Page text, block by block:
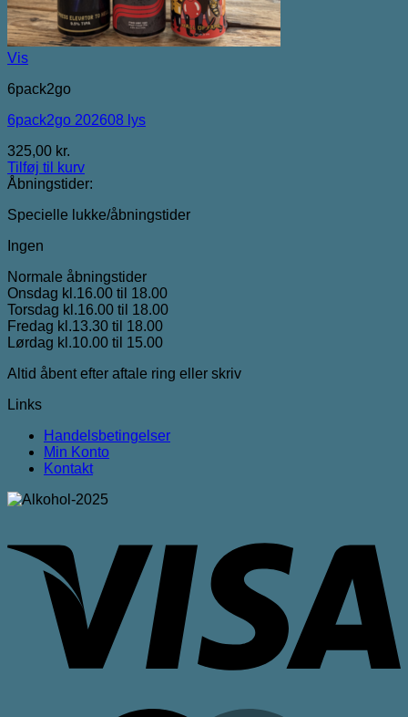
Vis
6pack2go
6pack2go 202608 lys
325,00 kr.
Tilføj til kurv
Åbningstider:
Specielle lukke/åbningstider
Ingen
Normale åbningstider
Onsdag kl.16.00 til 18.00
Torsdag kl.16.00 til 18.00
Fredag kl.13.30 til 18.00
Lørdag kl.10.00 til 15.00
Altid åbent efter aftale ring eller skriv
Links
Handelsbetingelser
Min Konto
Kontakt